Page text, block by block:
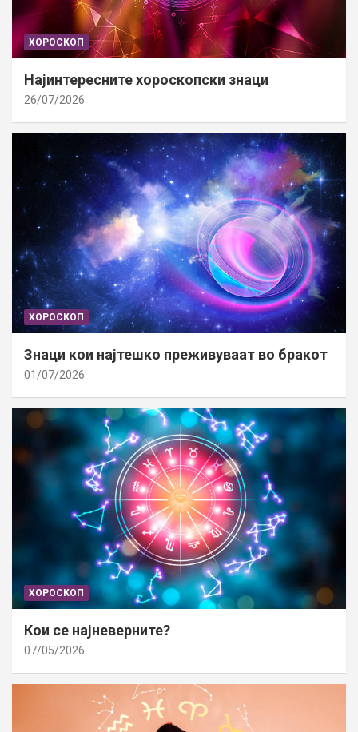
ХОРОСКОП
Најинтересните хороскопски знаци
26/07/2026
ХОРОСКОП
Знаци кои најтешко преживуваат во бракот
01/07/2026
ХОРОСКОП
Кои се најневерните?
07/05/2026